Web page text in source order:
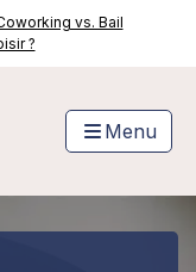
vs. Bail
?
Menu